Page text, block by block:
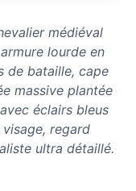
médiéval
lourde en
de bataille, cape
massive plantée
éclairs bleus
regard
ultra détaillé.